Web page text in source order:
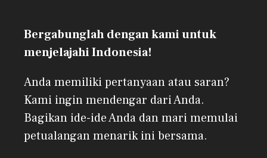
Bergabunglah dengan kami untuk
menjelajahi Indonesia!
Anda memiliki pertanyaan atau saran?
Kami ingin mendengar dari Anda.
Bagikan ide-ide Anda dan mari memulai
petualangan menarik ini bersama.